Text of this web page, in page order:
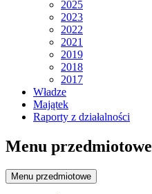
2025
2023
2022
2021
2019
2018
2017
Władze
Majątek
Raporty z działalności
Menu przedmiotowe
Menu przedmiotowe